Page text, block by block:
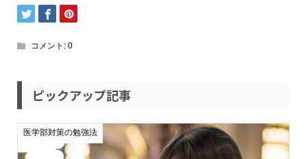
コメント: 0
ピックアップ記事
医学部対策の勉強法